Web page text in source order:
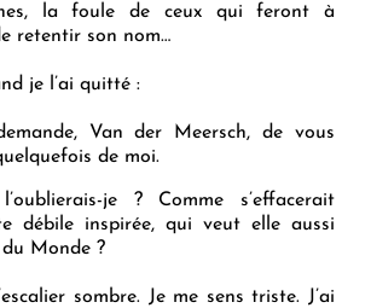
la foule de ceux qui feront à
retentir son nom…
je l’ai quitté :
Van der Meersch, de vous
de moi.
je ? Comme s’effacerait
débile inspirée, qui veut elle aussi
Monde ?
sombre. Je me sens triste. J’ai